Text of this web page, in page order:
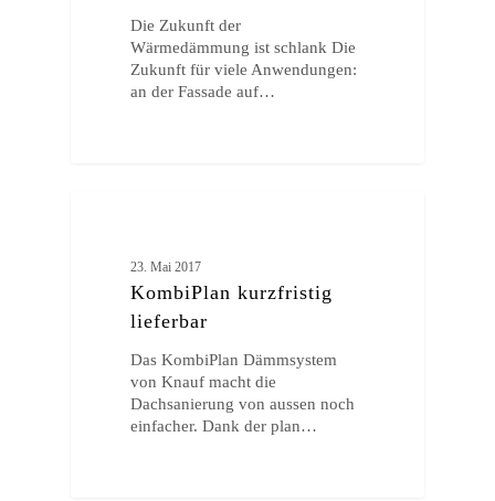
Die Zukunft der
Wärmedämmung ist schlank Die
Zukunft für viele Anwendungen:
an der Fassade auf…
23. Mai 2017
KombiPlan kurzfristig
lieferbar
Das KombiPlan Dämmsystem
von Knauf macht die
Dachsanierung von aussen noch
einfacher. Dank der plan…